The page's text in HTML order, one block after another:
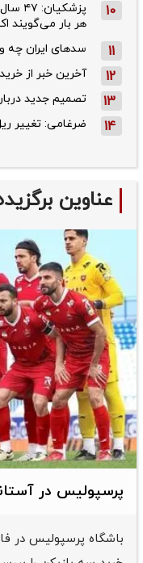
10
هر بار می‌گویند
11 سدهای ایران چه
12 آخرین خبر از
13 تصمیم جدید
14 ضرغامی: تغییر
عناوین
پرسپولیس در آستانه جذب ۳
باشگاه پرسپولیس در